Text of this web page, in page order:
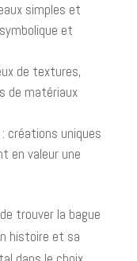
simples et
et
de textures,
de matériaux
créations uniques
en valeur une
trouver la bague
histoire et sa